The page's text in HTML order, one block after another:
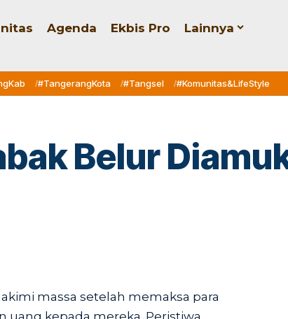
Agenda Ekbis Pro Lainnya
#TangerangKota #Tangsel #Komunitas&LifeStyle
Belur
massa setelah memaksa para
kepada mereka. Peristiwa